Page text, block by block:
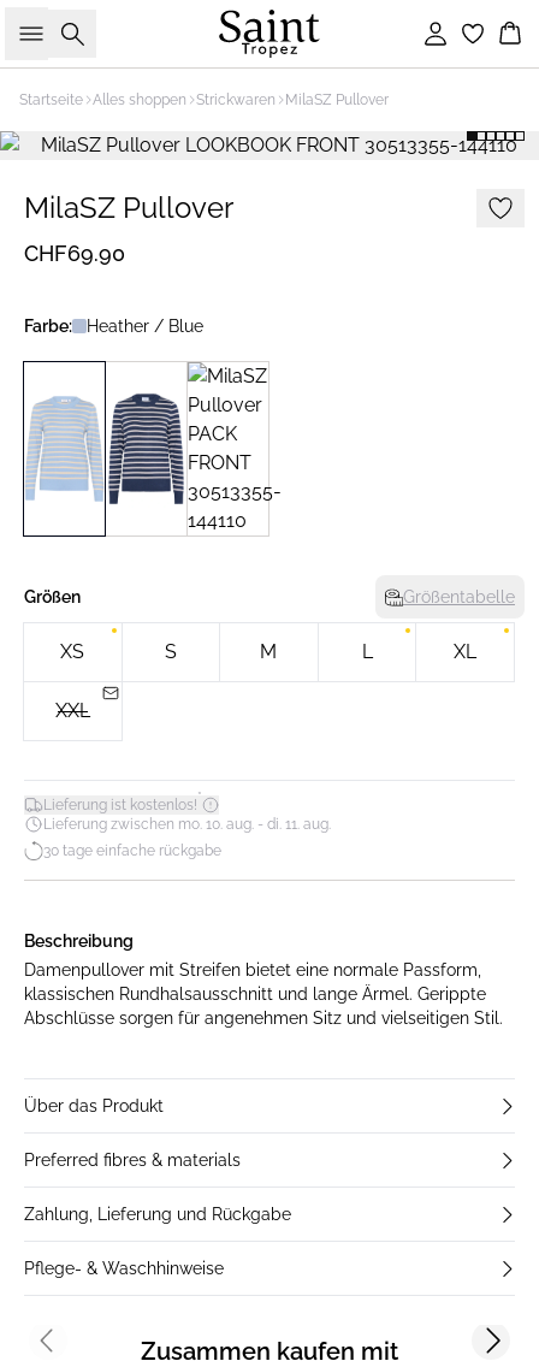
Suche Einloggen
Startseite Alles shoppen Strickwaren MilaSZ Pullover
MilaSZ Pullover
CHF69.90
Farbe: Heather / Blue
Größen Größentabelle
XS S M L XL
XXL
Lieferung ist kostenlos!*
Lieferung zwischen mo. 10. aug. - di. 11. aug.
30 tage einfache rückgabe
Beschreibung
Damenpullover mit Streifen bietet eine normale Passform,
klassischen Rundhalsausschnitt und lange Ärmel. Gerippte
Abschlüsse sorgen für angenehmen Sitz und vielseitigen Stil.
Über das Produkt
Preferred fibres & materials
Zahlung, Lieferung und Rückgabe
Pflege- & Waschhinweise
Zusammen kaufen mit
Previous slide Next